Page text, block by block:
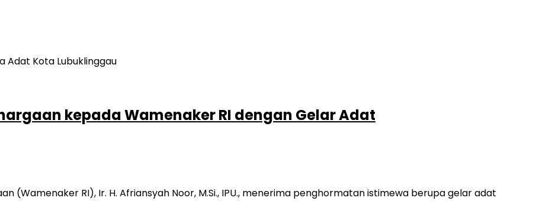
kepada Wamenaker RI dengan Gelar Adat
(Wamenaker RI), Ir. H. Afriansyah Noor, M.Si., IPU., menerima penghormatan istimewa berupa gelar adat